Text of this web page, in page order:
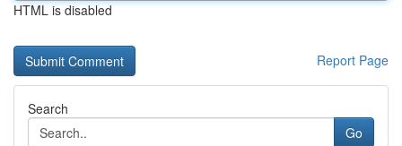
HTML is disabled
Report Page
Search
Go